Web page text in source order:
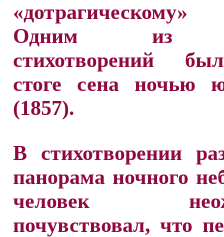
Одним из
стихотворений
стоге сена ночью
(1857).
В стихотворении
панорама ночного
человек
почувствовал, что